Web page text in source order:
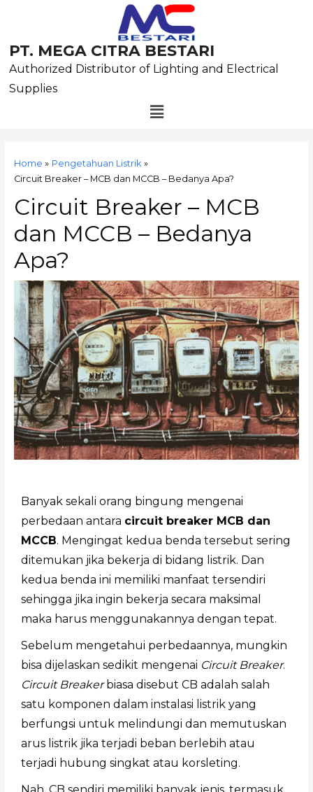
PT. MEGA CITRA BESTARI
Authorized Distributor of Lighting and Electrical
Supplies
Menu
Home
Pengetahuan Listrik
Circuit Breaker – MCB dan MCCB – Bedanya Apa?
Circuit Breaker – MCB
dan MCCB – Bedanya
Apa?
Banyak sekali orang bingung mengenai
perbedaan antara circuit breaker MCB dan
MCCB. Mengingat kedua benda tersebut sering
ditemukan jika bekerja di bidang listrik. Dan
kedua benda ini memiliki manfaat tersendiri
sehingga jika ingin bekerja secara maksimal
maka harus menggunakannya dengan tepat.
Sebelum mengetahui perbedaannya, mungkin
bisa dijelaskan sedikit mengenai Circuit Breaker.
Circuit Breakerbiasa disebut CB adalah salah
satu komponen dalam instalasi listrik yang
berfungsi untuk melindungi dan memutuskan
arus listrik jika terjadi beban berlebih atau
terjadi hubung singkat atau korsleting.
Nah, CB sendiri memiliki banyak jenis, termasuk